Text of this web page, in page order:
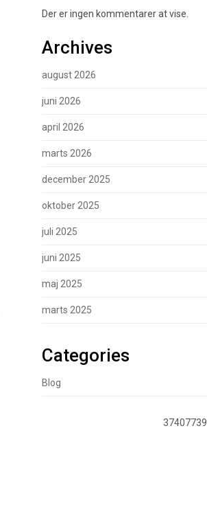
Der er ingen kommentarer at vise.
Archives
august 2026
juni 2026
april 2026
marts 2026
december 2025
oktober 2025
juli 2025
juni 2025
maj 2025
marts 2025
Categories
Blog
37407739